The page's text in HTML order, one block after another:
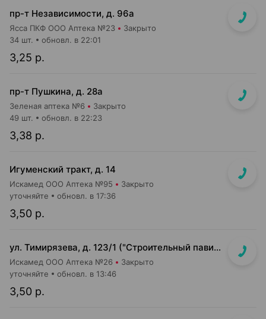
пр-т Независимости, д. 96а
Ясса ПКФ ООО Аптека №23 Закрыто
3,25 р.
34 шт. обновл. в 22:01
пр-т Пушкина, д. 28а
Зеленая аптека №6 Закрыто
3,38 р.
49 шт. обновл. в 22:23
Игуменский тракт, д. 14
Искамед ООО Аптека №95 Закрыто
3,50 р.
уточняйте обновл. в 17:36
ул. Тимирязева, д. 123/1 ("Строительный павильон")
Искамед ООО Аптека №26 Закрыто
3,50 р.
уточняйте обновл. в 13:46